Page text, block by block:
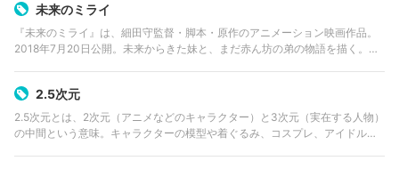
未来のミライ
『未来のミライ』は、細田守監督・脚本・原作のアニメーション映画作品。
2018年7月20日公開。未来からきた妹と、まだ赤ん坊の弟の物語を描く。企
2.5次元
2.5次元とは、2次元（アニメなどのキャラクター）と3次元（実在する人物）
の中間という意味。キャラクターの模型や着ぐるみ、コスプレ、アイドル声